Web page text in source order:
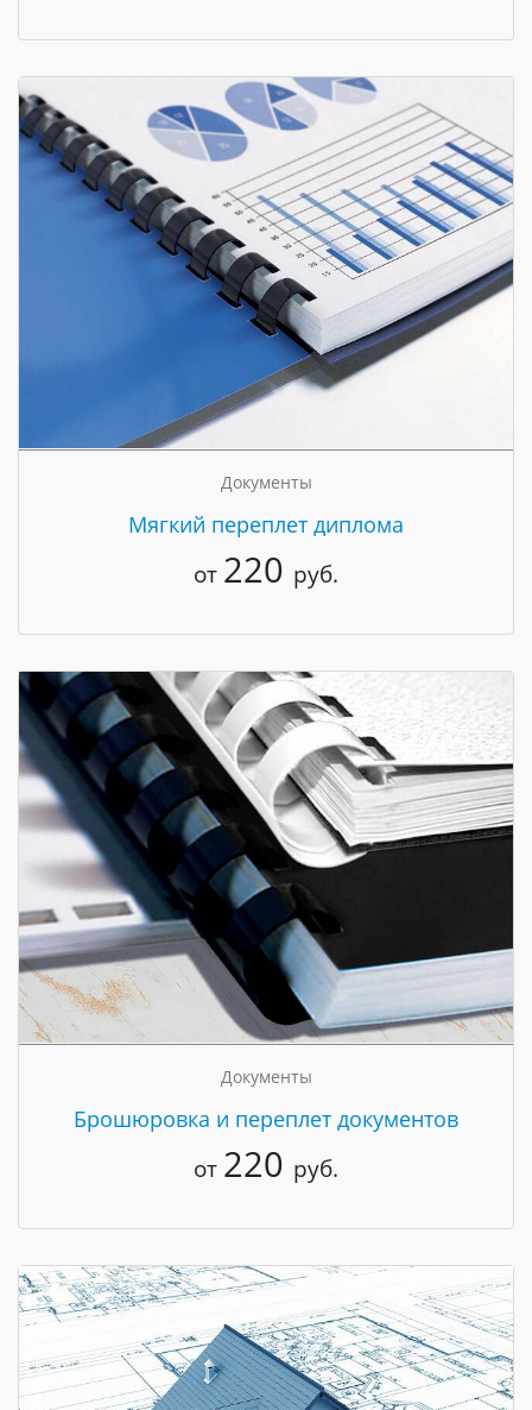
Документы
Мягкий переплет диплома
от 220 руб.
Документы
Брошюровка и переплет документов
от 220 руб.